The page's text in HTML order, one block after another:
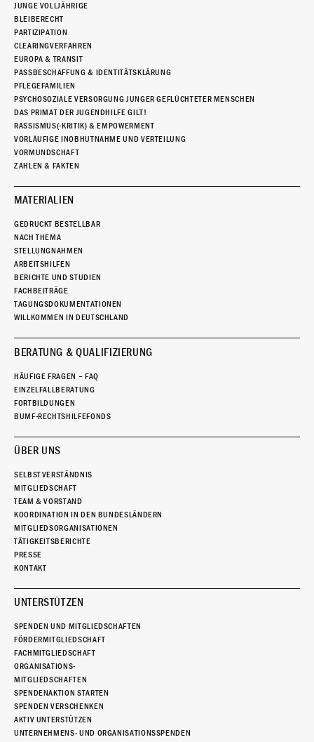
JUNGE VOLLJÄHRIGE
BLEIBERECHT
PARTIZIPATION
CLEARINGVERFAHREN
EUROPA & TRANSIT
PASSBESCHAFFUNG & IDENTITÄTSKLÄRUNG
PFLEGEFAMILIEN
PSYCHOSOZIALE VERSORGUNG JUNGER GEFLÜCHTETER MENSCHEN
DAS PRIMAT DER JUGENDHILFE GILT!
RASSISMUS(-KRITIK) & EMPOWERMENT
VORLÄUFIGE INOBHUTNAHME UND VERTEILUNG
VORMUNDSCHAFT
ZAHLEN & FAKTEN
MATERIALIEN
GEDRUCKT BESTELLBAR
NACH THEMA
STELLUNGNAHMEN
ARBEITSHILFEN
BERICHTE UND STUDIEN
FACHBEITRÄGE
TAGUNGSDOKUMENTATIONEN
WILLKOMMEN IN DEUTSCHLAND
BERATUNG & QUALIFIZIERUNG
HÄUFIGE FRAGEN – FAQ
EINZELFALLBERATUNG
FORTBILDUNGEN
BUMF-RECHTSHILFEFONDS
ÜBER UNS
SELBSTVERSTÄNDNIS
MITGLIEDSCHAFT
TEAM & VORSTAND
KOORDINATION IN DEN BUNDESLÄNDERN
MITGLIEDSORGANISATIONEN
TÄTIGKEITSBERICHTE
PRESSE
KONTAKT
UNTERSTÜTZEN
SPENDEN UND MITGLIEDSCHAFTEN
FÖRDERMITGLIEDSCHAFT
FACHMITGLIEDSCHAFT
ORGANISATIONS-
MITGLIEDSCHAFTEN
SPENDENAKTION STARTEN
SPENDEN VERSCHENKEN
AKTIV UNTERSTÜTZEN
UNTERNEHMENS- UND ORGANISATIONSSPENDEN